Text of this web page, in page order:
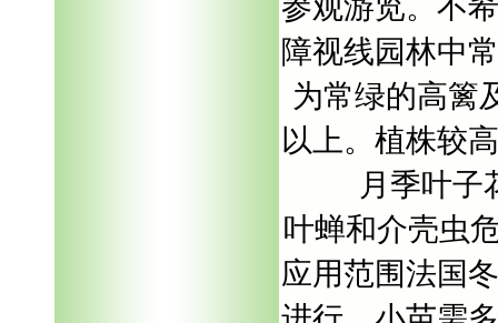
参观游览。不
障视线园林中
为常绿的高篱
以上。植株较
月季叶子
叶蝉和介壳虫
应用范围法国